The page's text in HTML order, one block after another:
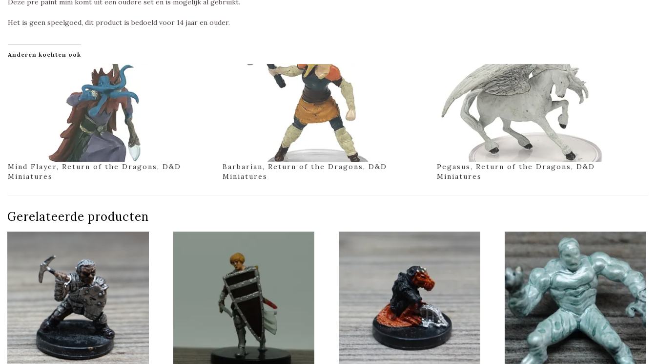
Deze pre paint mini komt uit een oudere set en is mogelijk al gebruikt.
Het is geen speelgoed, dit product is bedoeld voor 14 jaar en ouder.
Anderen kochten ook
Mind Flayer, Return of the Dragons, D&D
Miniatures
Barbarian, Return of the Dragons, D&D
Miniatures
Pegasus, Return of the Dragons, D&D
Miniatures
Gerelateerde producten